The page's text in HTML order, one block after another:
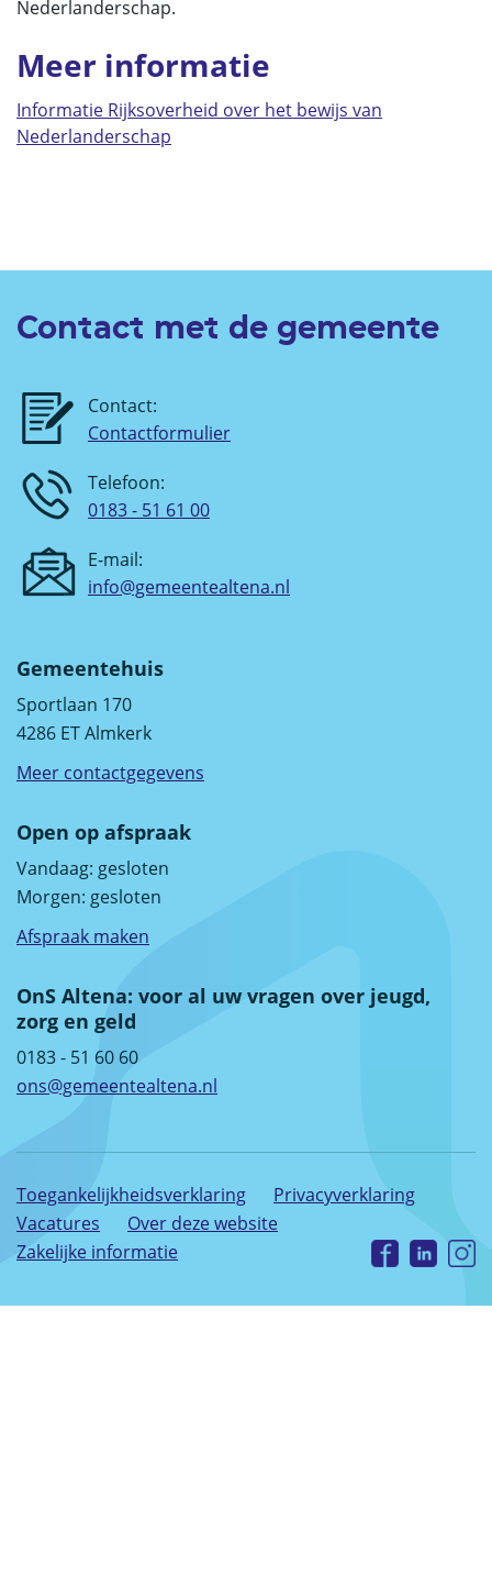
Nederlanderschap.
Meer informatie
Informatie Rijksoverheid over het bewijs van
Nederlanderschap
Contact met de gemeente
Contact:
Contactformulier
Telefoon:
0183 - 51 61 00
E-mail:
info@gemeentealtena.nl
Gemeentehuis
Sportlaan 170
4286 ET Almkerk
Meer contactgegevens
Open op afspraak
Vandaag: gesloten
Morgen: gesloten
Afspraak maken
OnS Altena: voor al uw vragen over jeugd,
zorg en geld
0183 - 51 60 60
ons@gemeentealtena.nl
Toegankelijkheidsverklaring
Privacyverklaring
Vacatures
Over deze website
Zakelijke informatie